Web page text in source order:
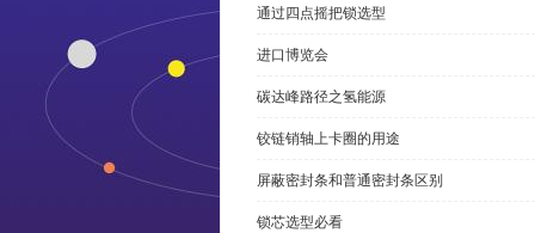
通过四点摇把锁选型
进口博览会
碳达峰路径之氢能源
铰链销轴上卡圈的用途
屏蔽密封条和普通密封条区别
锁芯选型必看